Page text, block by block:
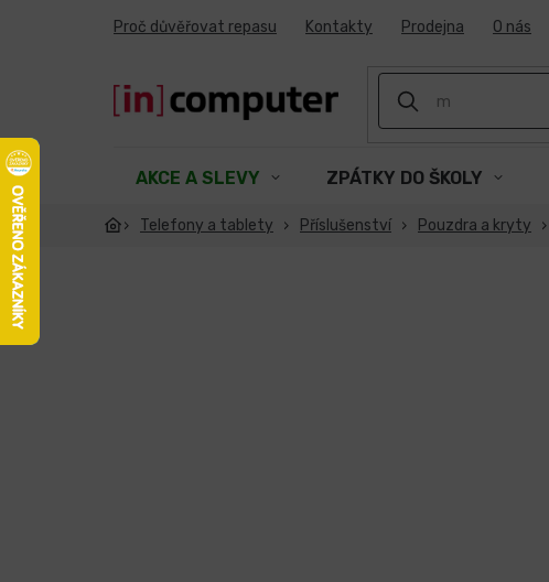
Proč důvěřovat repasu Kontakty Prodejna O nás
AKCE A SLEVY ZPÁTKY DO ŠKOLY
Telefony a tablety Příslušenství Pouzdra a kryty